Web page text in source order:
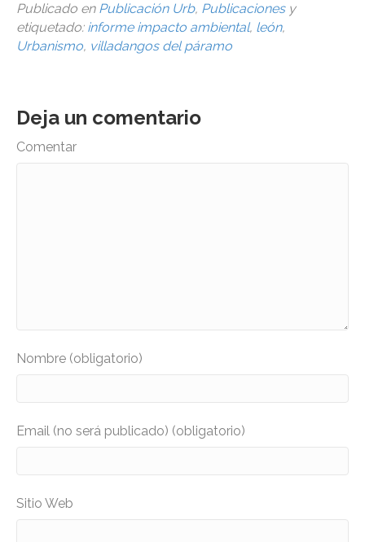
Publicado en Publicación Urb, Publicacionesy
etiquetado: informe impacto ambiental, león,
Urbanismo, villadangos del páramo
Deja un comentario
Comentar
Nombre (obligatorio)
Email (no será publicado) (obligatorio)
Sitio Web